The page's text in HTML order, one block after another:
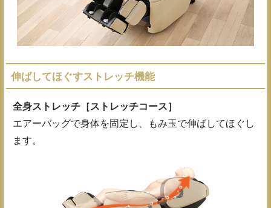
伸ばしてほぐすストレッチ機能
全身ストレッチ［ストレッチコース］
エアーバッグで身体を固定し、もみ玉で伸ばしてほぐし
ます。